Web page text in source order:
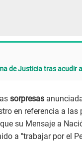
de Justicia tras acudir
sorpresas
en referencia a
su Mensaje a
a "trabajar por el